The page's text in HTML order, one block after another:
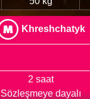
Khreshchatyk
2 saat
Sözleşmeye dayalı